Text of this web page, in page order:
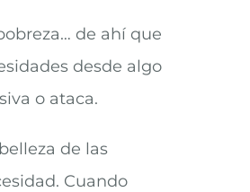
de ahí que
desde algo
o ataca.
de las
Cuando